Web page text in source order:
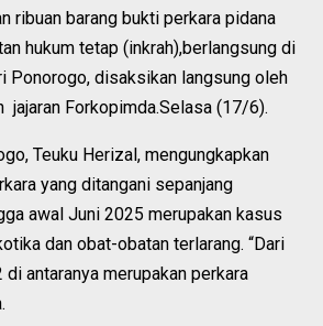
ribuan barang bukti perkara pidana
hukum tetap (inkrah),berlangsung di
Ponorogo, disaksikan langsung oleh
jajaran Forkopimda.Selasa (17/6).
Teuku Herizal, mengungkapkan
yang ditangani sepanjang
awal Juni 2025 merupakan kasus
dan obat-obatan terlarang. “Dari
di antaranya merupakan perkara